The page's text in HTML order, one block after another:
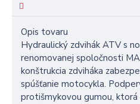
Opis tovaru
Hydraulický zdvihák ATV s
renomovanej spoločnosti
konštrukcia zdviháka
spúšťanie motocykla.
protišmykovou gumou, ktorá